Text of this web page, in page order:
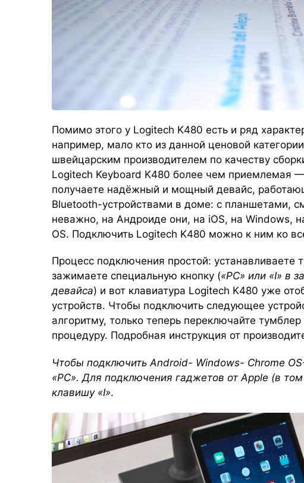
Помимо этого у Logitech K480 есть и ряд
например, мало кто из данной ценовой
швейцарским производителем по качеству
Logitech Keyboard K480 более чем приемлемая
получаете надёжный и мощный девайс,
Bluetooth-устройствами в доме: с планшетами,
неважно, на Андроиде они, на iOS, на Windows,
OS. Подключить Logitech K480 можно к ним ко
Процесс подключения простой: устанавливаете
зажимаете специальную кнопку («PC» или «I» в
девайса) и вот клавиатура Logitech K480 уже
устройств. Чтобы подключить следующее
алгоритму, только теперь переключайте
процедуру. Подробная инструкция от
Чтобы подключить Android- Windows- Chrome
«PC». Для подключения гаджетов от Apple (в
клавишу «I».